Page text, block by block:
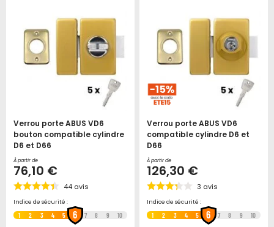
Verrou porte ABUS VD6
bouton compatible cylindre
D6 et D66
À partir de
76,10 €
44 avis
Indice de sécurité :
1 2 3 4 5 6 7 8 9 10
Verrou porte ABUS VD6
compatible cylindre D6 et
D66
À partir de
126,30 €
3 avis
Indice de sécurité :
1 2 3 4 5 6 7 8 9 10